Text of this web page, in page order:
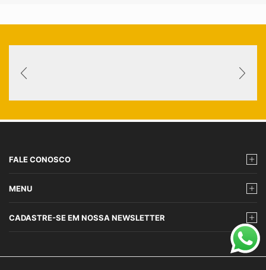
FALE CONOSCO
MENU
CADASTRE-SE EM NOSSA NEWSLETTER